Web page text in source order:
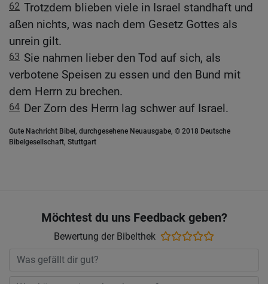
62 Trotzdem blieben viele in Israel standhaft und
aßen nichts, was nach dem Gesetz Gottes als
unrein gilt.
63 Sie nahmen lieber den Tod auf sich, als
verbotene Speisen zu essen und den Bund mit
dem Herrn zu brechen.
64 Der Zorn des Herrn lag schwer auf Israel.
Gute Nachricht Bibel, durchgesehene Neuausgabe, © 2018 Deutsche
Bibelgesellschaft, Stuttgart
Möchtest du uns Feedback geben?
Bewertung der Bibelthek